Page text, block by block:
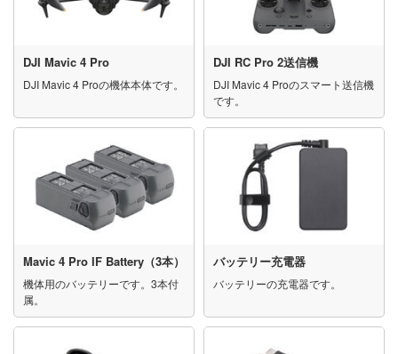
DJI Mavic 4 Pro
DJI Mavic 4 Proの機体本体です。
DJI RC Pro 2送信機
DJI Mavic 4 Proのスマート送信機
です。
Mavic 4 Pro IF Battery（3本）
機体用のバッテリーです。3本付
属。
バッテリー充電器
バッテリーの充電器です。